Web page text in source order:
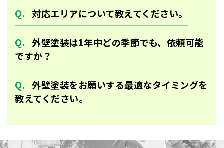
対応エリアについて教えてください。
外壁塗装は1年中どの季節でも、依頼可能
ですか？
外壁塗装をお願いする最適なタイミングを
教えてください。